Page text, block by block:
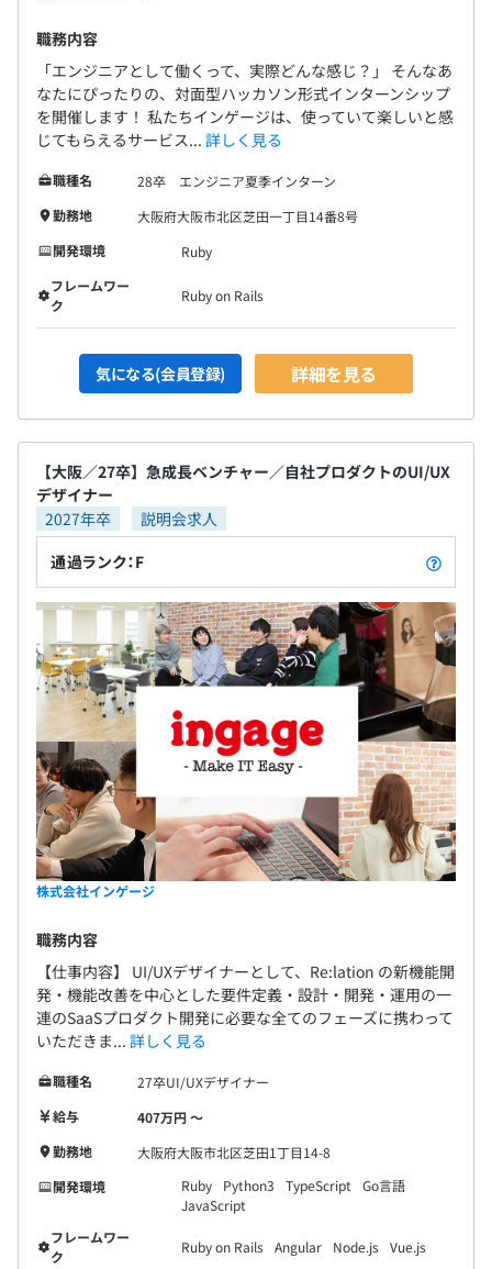
▼組織風土
・組織が情報を公開し、意思決定プロセスが公正かつ公開
されています。
・上下関係が少なく、全員が意見を自由に言えるフラット
な組織です。仕様の提案などフランクにしやすく、それを
受け入れてもらえる文化があります。
す。
・ワークライフバランスが取りやすいです。
▼開発チームの雰囲気
・毎週リリースされるため、自分のプログラムがすぐ反映
され、反応が見やすいです。
・コストや納期への制約がSIerと比べて小さく、ユーザビ
リティを追求しやすいです。
・スピード感のある開発ができ、会社・プロダクトを自分
たちで創り上げている感覚を持てます。
・エンジニアが新しい技術を試したり、技術的な決定を下
す自由度があります。
・エンジニア内外含めて、メンバー同士でリスペクトをし
あう環境です。
▼一緒に働く仲間について
・小学生からプログラミングをはじめ、40年近くプログ
ラミングをしているフルスタックエンジニア
・SIerからRails を独学しベンチャーに飛び込んできたバ
ックエンドエンジニア
▼開発環境
・Webバックエンド：Ruby、Ruby on Rails、RSpec、
Sidekiq、Unicorn
・Webフロントエンド：TypeScript、Vue.js、Vite、Jest
・AI：Python、Amazon SageMaker、PyTorch、scikit-
・データベース：PostgreSQL
・インフラ：AWS（ALB、ECS、Amazon Aurora、S3、
SQS、Lambda、ElastiCache、OpenSearch、
CodePipeline...）、Terraform
▼使用ツール
・Biz基盤：Google Analytics
・リポジトリ管理：GitHub
・CI／CD：GitHub Actions、AWS CodePipeline
・開発環境：Docker、Docker Compose
・監視：Datadog
・コミュニケーション：Slack、Google Meet
・タスク管理：Asana
職務内容
「エンジニアとして働くって、実際どんな感じ？」 そんなあ
なたにぴったりの、対面型ハッカソン形式インターンシップ
を開催します！ 私たちインゲージは、使っていて楽しいと感
じてもらえるサービス... 詳しく見る
職種名
28卒 エンジニア夏季インターン
勤務地
大阪府大阪市北区芝田一丁目14番8号
開発環境
Ruby
フレームワー
ク
Ruby on Rails
気になる(会員登録) 詳細を見る
【大阪／27卒】急成長ベンチャー／自社プロダクトのUI/UX
デザイナー
2027年卒
説明会求人
通過ランク：F
株式会社インゲージ
職務内容
【仕事内容】 UI/UXデザイナーとして、Re:lation の新機能開
発・機能改善を中心とした要件定義・設計・開発・運用の一
連のSaaSプロダクト開発に必要な全てのフェーズに携わって
いただきま... 詳しく見る
職種名
27卒UI/UXデザイナー
給与
407万円 〜
勤務地
大阪府大阪市北区芝田1丁目14-8
開発環境
Ruby Python3 TypeScript
Go言語
JavaScript
フレームワー
ク
Ruby on Rails Angular Node.js Vue.js